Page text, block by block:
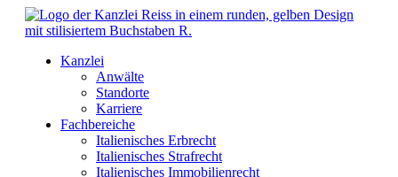
Kanzlei
Anwälte
Standorte
Karriere
Fachbereiche
Italienisches Erbrecht
Italienisches Strafrecht
Italienisches Immobilienrecht